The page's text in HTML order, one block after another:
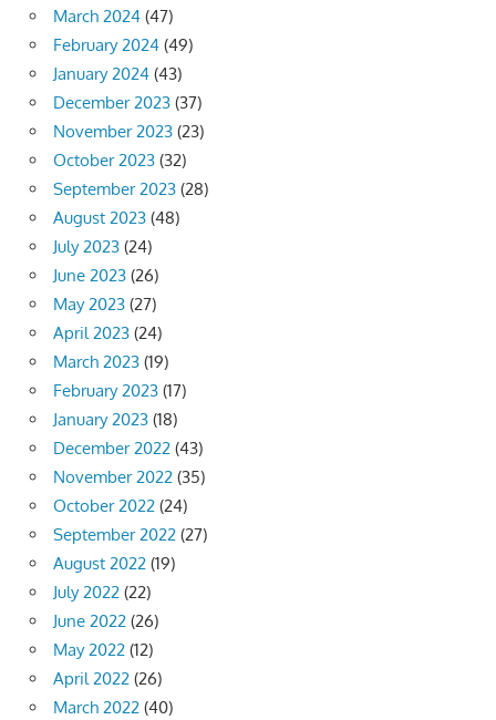
March 2024 (47)
February 2024 (49)
January 2024 (43)
December 2023 (37)
November 2023 (23)
October 2023 (32)
September 2023 (28)
August 2023 (48)
July 2023 (24)
June 2023 (26)
May 2023 (27)
April 2023 (24)
March 2023 (19)
February 2023 (17)
January 2023 (18)
December 2022 (43)
November 2022 (35)
October 2022 (24)
September 2022 (27)
August 2022 (19)
July 2022 (22)
June 2022 (26)
May 2022 (12)
April 2022 (26)
March 2022 (40)